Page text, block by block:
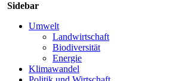
Sidebar
Umwelt
Landwirtschaft
Biodiversität
Energie
Klimawandel